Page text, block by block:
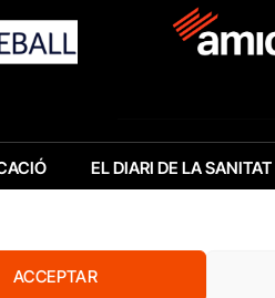
ACCEPTAR
EL DIARI DE LA SANITAT